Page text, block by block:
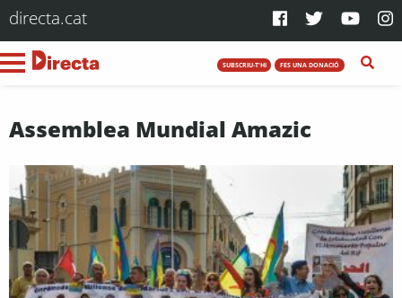
directa.cat
SUBSCRIU-T'HI FES UNA DONACIÓ
Assemblea Mundial Amazic